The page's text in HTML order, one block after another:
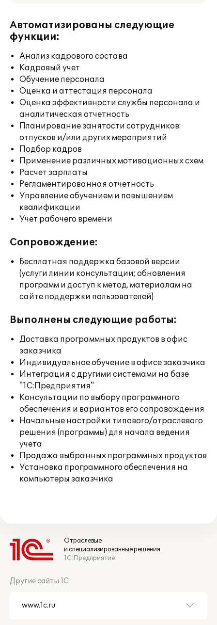
Автоматизированы следующие
функции:
Анализ кадрового состава
Кадровый учет
Обучение персонала
Оценка и аттестация персонала
Оценка эффективности службы персонала и
аналитическая отчетность
Планирование занятости сотрудников:
отпусков и/или других мероприятий
Подбор кадров
Применение различных мотивационных схем
Расчет зарплаты
Регламентированная отчетность
Управление обучением и повышением
квалификации
Учет рабочего времени
Сопровождение:
Бесплатная поддержка базовой версии
(услуги линии консультации; обновления
программ и доступ к метод. материалам на
сайте поддержки пользователей)
Выполнены следующие работы:
Доставка программных продуктов в офис
заказчика
Индивидуальное обучение в офисе заказчика
Интеграция с другими системами на базе
"1С:Предприятия"
Консультации по выбору программного
обеспечения и вариантов его сопровождения
Начальные настройки типового/отраслевого
решения (программы) для начала ведения
учета
Продажа выбранных программных продуктов
Установка программного обеспечения на
компьютеры заказчика
Отраслевые
и специализированные решения
1С:Предприятие
Другие сайты 1С